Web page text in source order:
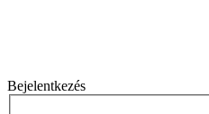
Bejelentkezés